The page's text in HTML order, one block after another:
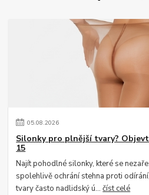
05.08.2026
Silonky pro plnější tvary?
15
Najít pohodlné silonky, které se
spolehlivě ochrání stehna proti
tvary často nadlidský ú...číst celé